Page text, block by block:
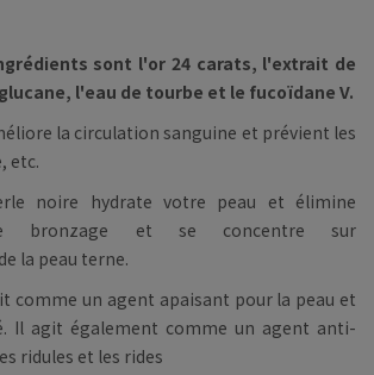
sont l'or 24 carats, l'extrait de
l'eau de tourbe et le fucoïdane V.
la circulation sanguine et prévient les
etc.
noire hydrate votre peau et élimine
le bronzage et se concentre sur
la peau terne.
comme un agent apaisant pour la peau et
Il agit également comme un agent anti-
ridules et les rides